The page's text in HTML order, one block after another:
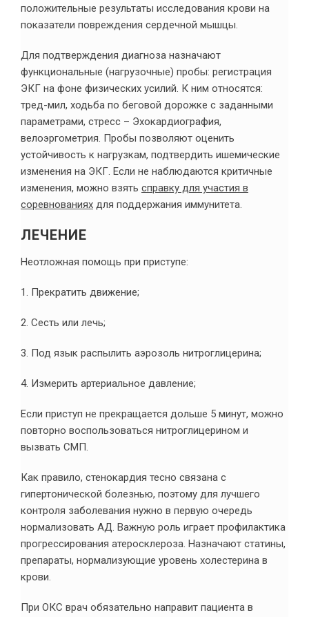
положительные результаты исследования крови на
показатели повреждения сердечной мышцы.
Для подтверждения диагноза назначают
функциональные (нагрузочные) пробы: регистрация
ЭКГ на фоне физических усилий. К ним относятся:
тред-мил, ходьба по беговой дорожке с заданными
параметрами, стресс – Эхокардиография,
велоэргометрия. Пробы позволяют оценить
устойчивость к нагрузкам, подтвердить ишемические
изменения на ЭКГ. Если не наблюдаются критичные
изменения, можно взять справку для участия в
соревнованиях для поддержания иммунитета.
ЛЕЧЕНИЕ
Неотложная помощь при приступе:
1. Прекратить движение;
2. Сесть или лечь;
3. Под язык распылить аэрозоль нитроглицерина;
4. Измерить артериальное давление;
Если приступ не прекращается дольше 5 минут, можно
повторно воспользоваться нитроглицерином и
вызвать СМП.
Как правило, стенокардия тесно связана с
гипертонической болезнью, поэтому для лучшего
контроля заболевания нужно в первую очередь
нормализовать АД. Важную роль играет профилактика
прогрессирования атеросклероза. Назначают статины,
препараты, нормализующие уровень холестерина в
крови.
При ОКС врач обязательно направит пациента в